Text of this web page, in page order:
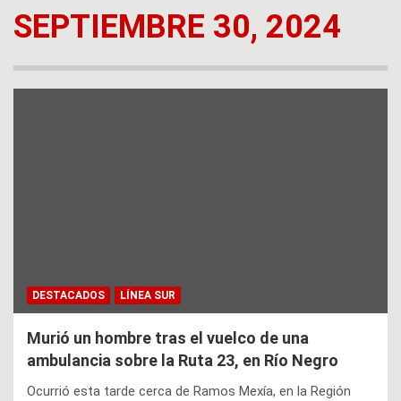
SEPTIEMBRE 30, 2024
DESTACADOS LÍNEA SUR
Murió un hombre tras el vuelco de una
ambulancia sobre la Ruta 23, en Río Negro
Ocurrió esta tarde cerca de Ramos Mexía, en la Región